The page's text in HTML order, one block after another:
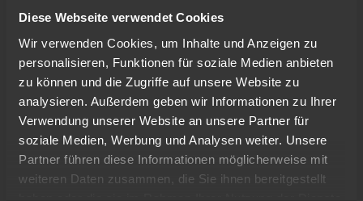
Diese Webseite verwendet Cookies
Wir verwenden Cookies, um Inhalte und Anzeigen zu
personalisieren, Funktionen für soziale Medien anbieten
zu können und die Zugriffe auf unsere Website zu
analysieren. Außerdem geben wir Informationen zu Ihrer
Verwendung unserer Website an unsere Partner für
soziale Medien, Werbung und Analysen weiter. Unsere
Partner führen diese Informationen möglicherweise mit
weiteren Daten zusammen, die Sie ihnen bereitgestellt
haben oder die sie im Rahmen Ihrer Nutzung der Dienste